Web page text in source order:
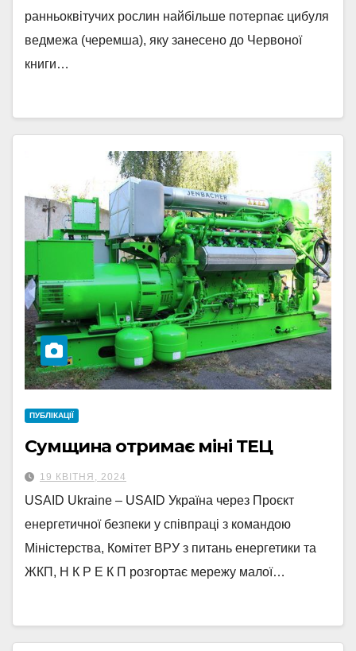
ранньоквітучих рослин найбільше потерпає цибуля
ведмежа (черемша), яку занесено до Червоної
книги…
ПУБЛІКАЦІЇ
Сумщина отримає міні ТЕЦ
19 КВІТНЯ, 2024
USAID Ukraine – USAID Україна через Проєкт
енергетичної безпеки у співпраці з командою
Міністерства, Комітет ВРУ з питань енергетики та
ЖКП, Н К Р Е К П розгортає мережу малої…